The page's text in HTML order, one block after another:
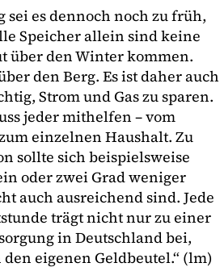
es dennoch noch zu früh,
Speicher allein sind keine
über den Winter kommen.
den Berg. Es ist daher auch
Strom und Gas zu sparen.
jeder mithelfen – vom
einzelnen Haushalt. Zu
sollte sich beispielsweise
oder zwei Grad weniger
auch ausreichend sind. Jede
trägt nicht nur zu einer
in Deutschland bei,
eigenen Geldbeutel.“ (lm)